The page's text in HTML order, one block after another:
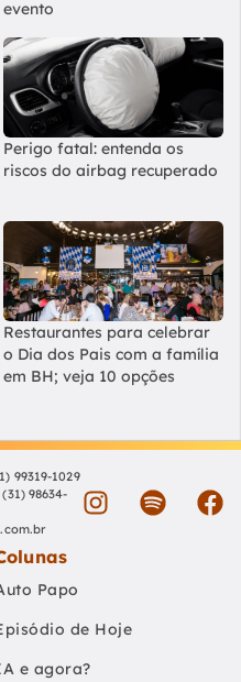
evento
Perigo fatal: entenda os
riscos do airbag recuperado
Restaurantes para celebrar
o Dia dos Pais com a família
em BH; veja 10 opções
99319-1029
(31) 98634-
Papo
de Hoje
e agora?